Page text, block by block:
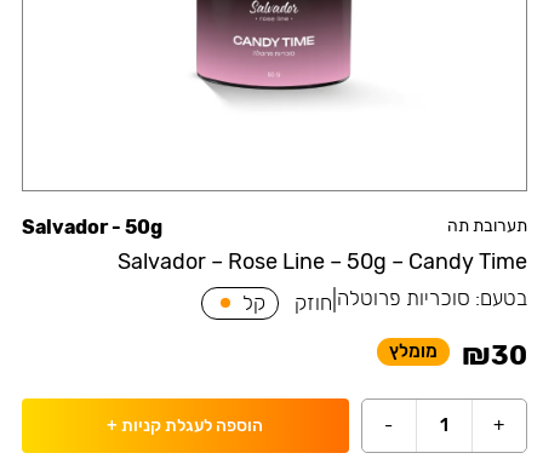
תערובת תה
Salvador – Rose Line – 50g – Candy Time
Salvador - 50g
בטעם: סוכריות פרוטלה חוזק קל
₪30 מומלץ
+
1
- הוספה לעגלת קניות +